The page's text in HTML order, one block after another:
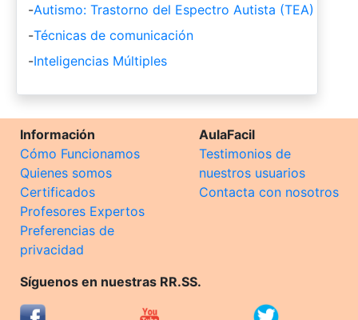
-Autismo: Trastorno del Espectro Autista (TEA)
-Técnicas de comunicación
-Inteligencias Múltiples
Información
Cómo Funcionamos
Quienes somos
Certificados
Profesores Expertos
Preferencias de
privacidad
AulaFacil
Testimonios de
nuestros usuarios
Contacta con nosotros
Síguenos en nuestras RR.SS.